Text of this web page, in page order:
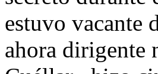
estuvo vacante
ahora dirigente